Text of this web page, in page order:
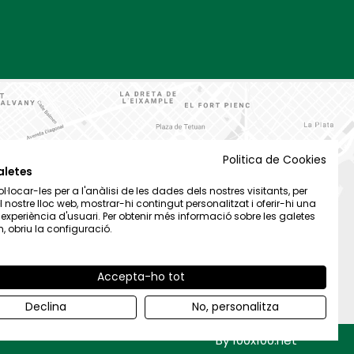
By 100x100.net
Politica de Cookies
les per a l'anàlisi de les dades dels nostres visitants, per
nostre lloc web, mostrar-hi contingut personalitzat i oferir-hi una
experiència d'usuari. Per obtenir més informació sobre les galetes
obriu la configuració.
Accepta-ho tot
Declina
No, personalitza